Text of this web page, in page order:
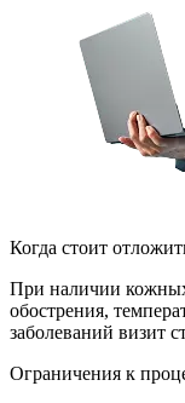
Когда стоит
При наличии
обострения,
заболеваний визит
Ограничения к